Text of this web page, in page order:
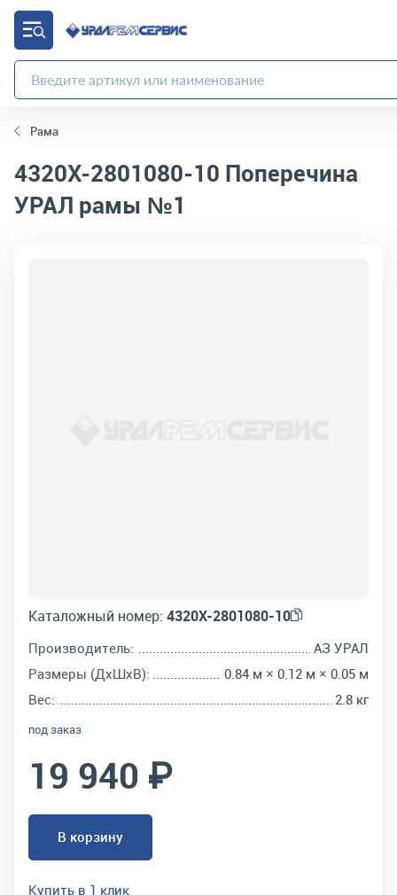
Рама
4320Х-2801080-10 Поперечина
УРАЛ рамы №1
Каталожный номер: 4320Х-2801080-10
Производитель:
АЗ УРАЛ
Размеры (ДхШхВ):
0.84 м × 0.12 м × 0.05 м
Вес:
2.8 кг
под заказ
19 940 ₽
В корзину
Купить в 1 клик